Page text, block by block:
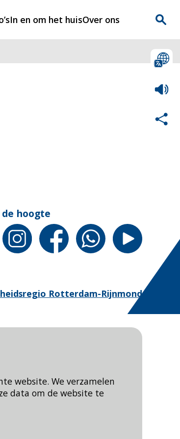
website. We verzamelen
data om de website te
In en om het huisOver ons
hoogte
Rotterdam-Rijnmond